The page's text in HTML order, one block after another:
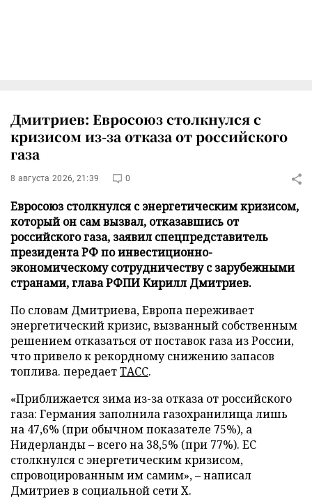
Дмитриев: Евросоюз столкнулся с
кризисом из-за отказа от российского
газа
8 августа 2026, 21:39 0
Евросоюз столкнулся с энергетическим кризисом,
который он сам вызвал, отказавшись от
российского газа, заявил спецпредставитель
президента РФ по инвестиционно-
экономическому сотрудничеству с зарубежными
странами, глава РФПИ Кирилл Дмитриев.
По словам Дмитриева, Европа переживает
энергетический кризис, вызванный собственным
решением отказаться от поставок газа из России,
что привело к рекордному снижению запасов
топлива. передаетТАСС.
«Приближается зима из-за отказа от российского
газа: Германия заполнила газохранилища лишь
на 47,6% (при обычном показателе 75%), а
Нидерланды – всего на 38,5% (при 77%). ЕС
столкнулся с энергетическим кризисом,
спровоцированным им самим», – написал
Дмитриев в социальной сети X.